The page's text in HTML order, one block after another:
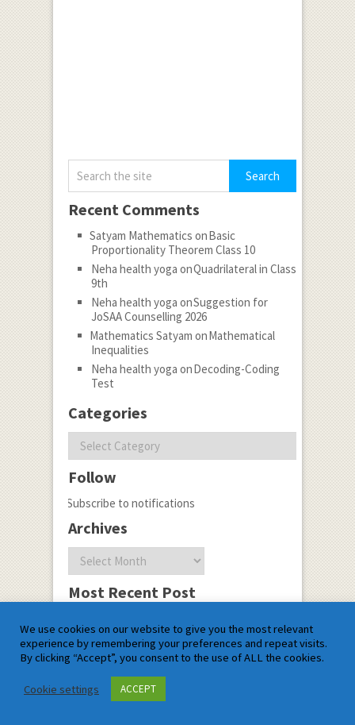
Recent Comments
Satyam Mathematics onBasic
Proportionality Theorem Class 10
Neha health yoga onQuadrilateral in Class
9th
Neha health yoga onSuggestion for
JoSAA Counselling 2026
Mathematics Satyam onMathematical
Inequalities
Neha health yoga onDecoding-Coding
Test
Categories
Follow
Subscribe to notifications
Archives
Most Recent Post
Media:Impact,Opportunities
and Real-Life Stories
Name*
We use cookies on our website to give you the most relevant
experience by remembering your preferences and repeat visits.
By clicking “Accept”, you consent to the use of ALL the cookies.
Cookie settings ACCEPT